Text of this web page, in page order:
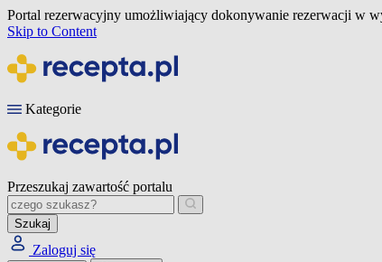
Portal rezerwacyjny umożliwiający dokonywanie rezerwacji w
Skip to Content
Kategorie
Przeszukaj zawartość portalu
Szukaj
Zaloguj się